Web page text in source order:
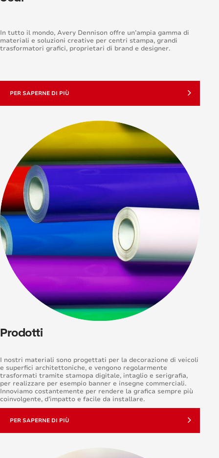
In tutto il mondo, Avery Dennison offre un’ampia gamma di
materiali e soluzioni creative per centri stampa, grandi
trasformatori grafici, proprietari di brand e designer.
PER SAPERNE DI PIÙ
Prodotti
I nostri materiali sono progettati per la decorazione di veicoli
e superfici architettoniche, e vengono regolarmente
trasformati tramite stamopa digitale, intaglio e serigrafia,
per realizzare per esempio banner e insegne commerciali.
Innoviamo costantemente per rendere la grafica sempre più
coinvolgente, d’impatto e facile da installare.
PER SAPERNE DI PIÙ